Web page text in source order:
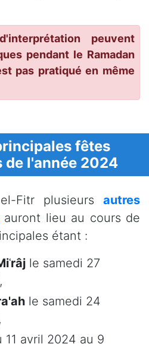
peuvent
pendant le Ramadan
pas pratiqué en même
fêtes
de l'année 2024
Fitr plusieurs autres
lieu au cours de
étant :
le samedi 27
le samedi 24
11 avril 2024 au 9